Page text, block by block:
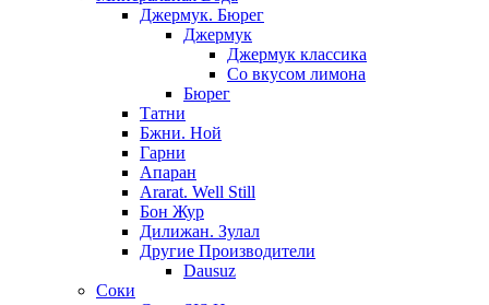
Джермук. Бюрег
Джермук
Джермук классика
Со вкусом лимона
Бюрег
Татни
Бжни. Ной
Гарни
Апаран
Ararat. Well Still
Бон Жур
Дилижан. Зулал
Другие Производители
Dausuz
Соки